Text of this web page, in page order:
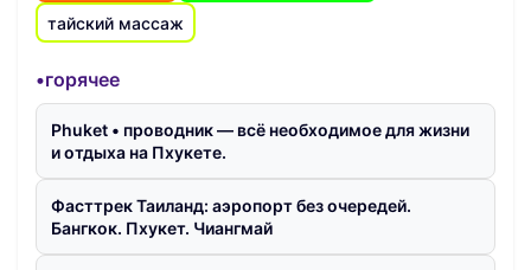
тайский массаж
•горячее
Phuket • проводник — всё необходимое для жизни
и отдыха на Пхукете.
Фасттрек Таиланд: аэропорт без очередей.
Бангкок. Пхукет. Чиангмай